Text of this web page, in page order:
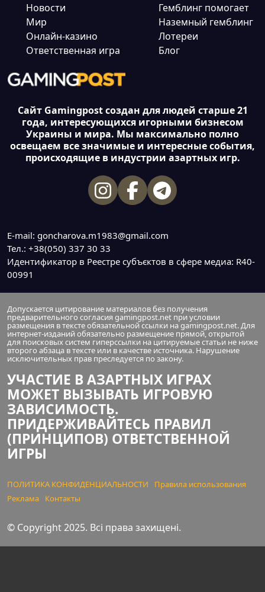
Новости
Мир
Онлайн-казино
Ответственная игра
Гемблинг помогает
Наземный гемблинг
Лотереи
Блог
Сайт Gamingpost создан для людей старше 21
года, интересующихся игорными бизнесом
Украины и мира. Мы максимально полно
освещаем все значимые и интересные события,
происходящие в индустрии азартных игр.
E-mail: goncharova.m1983@gmail.com
Тел.: +38(050) 337 30 33
Идентификатор в Реестре субъєктов в сфере медиа: R40-
00991
© Copyright 2025. Всі права захищені.
Допускается цитирование материалов без получения
предварительного согласия gamingpost.net при условии
размещения в тексте обязательной ссылки на gamingpost.net. Для
интернет-изданий обязательно размещение прямой, открытой
для поисковых систем гиперссылки на цитируемые статьи не ниже
второго абзаца в тексте или в качестве источника. Нарушение
исключительных прав преследуется по закону.
УЧАСТИЕ В АЗАРТНЫХ ИГРАХ
МОЖЕТ ВЫЗЫВАТЬ ИГРОВУЮ
ЗАВИСИМОСТЬ.
ПРИДЕРЖИВАЙТЕСЬ ПРАВИЛ
(ПРИНЦИПОВ) ОТВЕТСТВЕННОЙ
ИГРЫ
ПОЛИТИКА КОНФИДЕНЦИАЛЬНОСТИ
Правила использования
Реклама
Контакты